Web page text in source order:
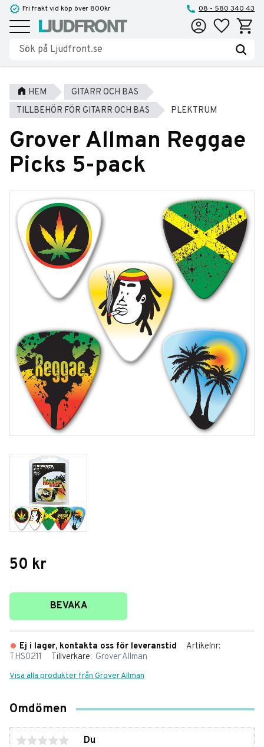
Meny
Fri frakt vid köp över 800kr 08 - 580 340 43
Favoriter
HEM
GITARR OCH BAS
TILLBEHÖR FÖR GITARR OCH BAS
PLEKTRUM
Grover Allman Reggae
Picks 5-pack
50 kr
Lägg till i favoriter
BEVAKA
Ej i lager, kontakta oss för leveranstid
Artikelnr
THS0211
Tillverkare Grover Allman
Visa alla produkter från Grover Allman
Omdömen
Du